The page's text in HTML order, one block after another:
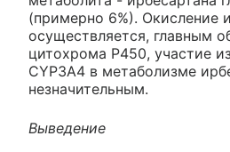
(примерно 6%). Окисление
осуществляется, главным
цитохрома Р450, участие
CYP3A4 в метаболизме
незначительным.
Выведение